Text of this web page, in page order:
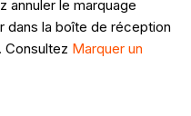
annuler le marquage
dans la boîte de réception
Consultez Marquer un